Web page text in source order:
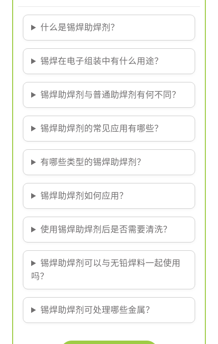
什么是锡焊助焊剂？
锡焊在电子组装中有什么用途？
锡焊助焊剂与普通助焊剂有何不同？
锡焊助焊剂的常见应用有哪些？
有哪些类型的锡焊助焊剂？
锡焊助焊剂如何应用？
使用锡焊助焊剂后是否需要清洗？
锡焊助焊剂可以与无铅焊料一起使用
吗？
锡焊助焊剂可处理哪些金属？